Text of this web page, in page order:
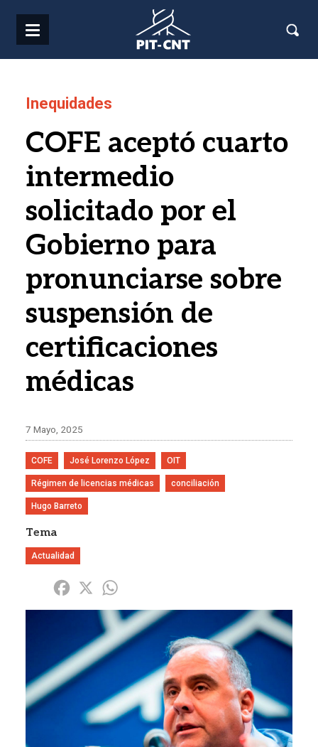
Inequidades
COFE aceptó cuarto
intermedio
solicitado por el
Gobierno para
pronunciarse sobre
suspensión de
certificaciones
médicas
7 Mayo, 2025
COFE José Lorenzo López OIT
Régimen de licencias médicas conciliación
Hugo Barreto
Tema
Actualidad
Share Facebook
X